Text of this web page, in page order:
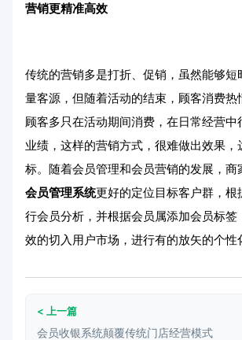
营销更精准高效
传统的营销多是打折、促销，虽然能够短
量客源，但随着活动的结束，顾客消费热
顾客多只在活动期间消费，在日常经营中
业绩，这样的营销方式，很难做出效果，
标。随着会员管理和会员营销的发展，商
会员管理系统更好的定位目标客户群，根
行会员分析，并根据会员属添加会员标签
效的切入用户市场，进行有的放矢的个性
< 上一篇
会员收银系统颠覆传统门店经营模式